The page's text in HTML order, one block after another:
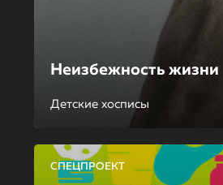
Неизбежность жизни
Детские хосписы
СПЕЦПРОЕКТ